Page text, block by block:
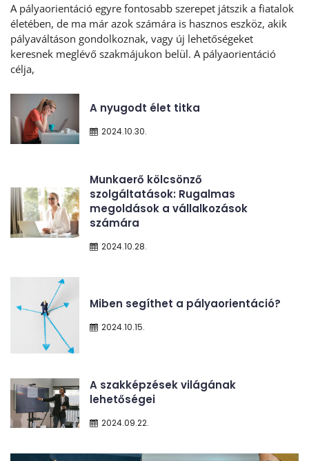
A pályaorientáció egyre fontosabb szerepet játszik a fiatalok
életében, de ma már azok számára is hasznos eszköz, akik
pályaváltáson gondolkoznak, vagy új lehetőségeket
keresnek meglévő szakmájukon belül. A pályaorientáció
célja,
2024.10.30.
A nyugodt élet titka
2024.10.28.
Munkaerő kölcsönző
szolgáltatások: Rugalmas
megoldások a vállalkozások
számára
2024.10.15.
Miben segíthet a pályaorientáció?
2024.09.22.
A szakképzések világának
lehetőségei